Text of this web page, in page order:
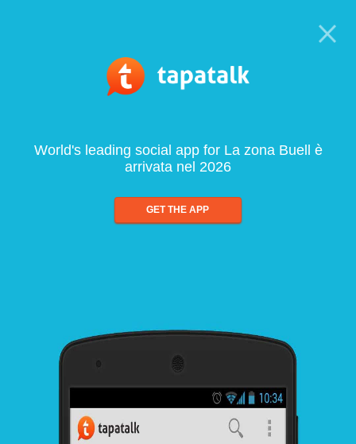
World's leading social app for La zona Buell è
arrivata nel 2026
GET THE APP